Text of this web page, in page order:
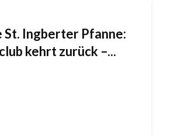
St. Ingberter Pfanne:
kehrt zurück –...